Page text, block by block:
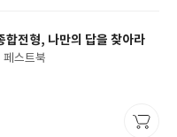
전형, 나만의 답을 찾아라
페스트북